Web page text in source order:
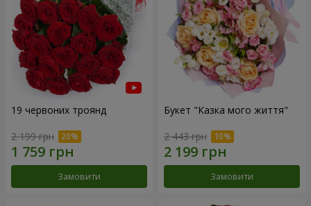
19 червоних троянд
2 199 грн
Замовити
Букет "Казка мого життя"
2 443 грн
Замовити